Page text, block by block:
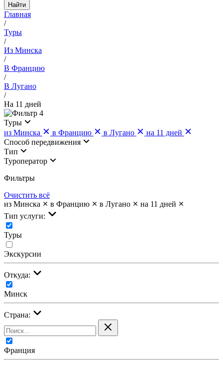
Найти
Главная
/
Туры
/
Из Минска
/
В Францию
/
В Лугано
/
На 11 дней
4
Туры
из Минска
в Францию в Лугано
на 11 дней
Cпособ передвижения
Тип
Туроператор
Фильтры
Очистить всё
из Минска
в Францию в Лугано
на 11 дней
Тип услуги:
Туры
Экскурсии
Откуда:
Минск
Страна:
Франция